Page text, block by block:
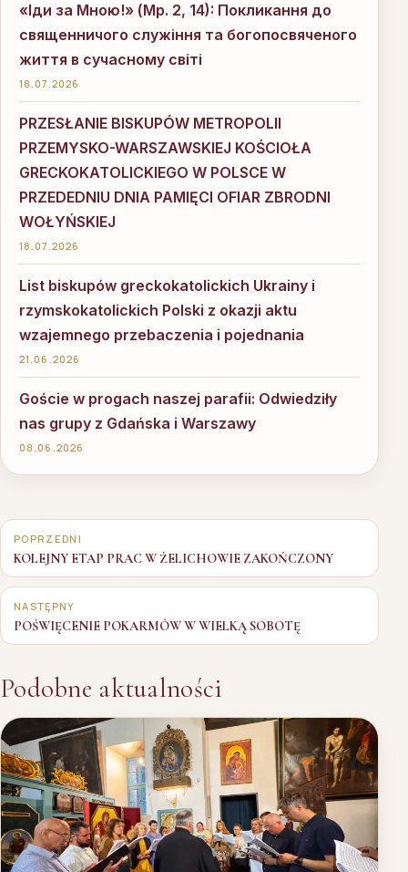
«Іди за Мною!» (Мр. 2, 14): Покликання до
священничого служіння та богопосвяченого
життя в сучасному світі
18.07.2026
PRZESŁANIE BISKUPÓW METROPOLII
PRZEMYSKO-WARSZAWSKIEJ KOŚCIOŁA
GRECKOKATOLICKIEGO W POLSCE W
PRZEDEDNIU DNIA PAMIĘCI OFIAR ZBRODNI
WOŁYŃSKIEJ
18.07.2026
List biskupów greckokatolickich Ukrainy i
rzymskokatolickich Polski z okazji aktu
wzajemnego przebaczenia i pojednania
21.06.2026
Goście w progach naszej parafii: Odwiedziły
nas grupy z Gdańska i Warszawy
08.06.2026
Nawigacja
wpisu
POPRZEDNI
KOLEJNY ETAP PRAC W ŻELICHOWIE ZAKOŃCZONY
NASTĘPNY
POŚWIĘCENIE POKARMÓW W WIELKĄ SOBOTĘ
Podobne aktualności